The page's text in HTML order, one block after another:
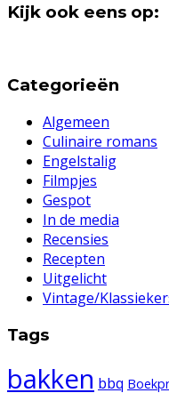
Kijk ook eens op:
Categorieën
Algemeen
Culinaire romans
Engelstalig
Filmpjes
Gespot
In de media
Recensies
Recepten
Uitgelicht
Vintage/
Tags
bakken bbq